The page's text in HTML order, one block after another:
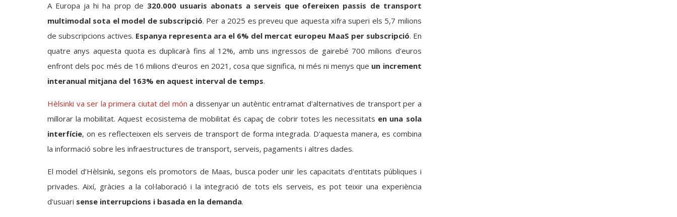
A Europa ja hi ha prop de 320.000 usuaris abonats a serveis que ofereixen passis de transport
multimodal sota el model de subscripció. Per a 2025 es preveu que aquesta xifra superi els 5,7 milions
de subscripcions actives. Espanya representa ara el 6% del mercat europeu MaaS per subscripció. En
quatre anys aquesta quota es duplicarà fins al 12%, amb uns ingressos de gairebé 700 milions d'euros
enfront dels poc més de 16 milions d'euros en 2021, cosa que significa, ni més ni menys que un increment
interanual mitjana del 163% en aquest interval de temps.
Hèlsinki va ser la primera ciutat del món a dissenyar un autèntic entramat d'alternatives de transport per a
millorar la mobilitat. Aquest ecosistema de mobilitat és capaç de cobrir totes les necessitats en una sola
interfície, on es reflecteixen els serveis de transport de forma integrada. D'aquesta manera, es combina
la informació sobre les infraestructures de transport, serveis, pagaments i altres dades.
El model d’Hèlsinki, segons els promotors de Maas, busca poder unir les capacitats d'entitats públiques i
privades. Així, gràcies a la col·laboració i la integració de tots els serveis, es pot teixir una experiència
d'usuari sense interrupcions i basada en la demanda.